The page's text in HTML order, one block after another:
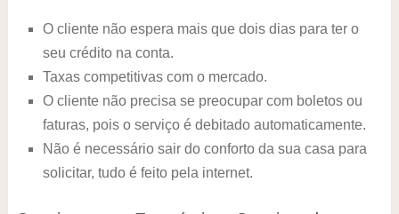
O cliente não espera mais que dois dias para ter o
seu crédito na conta.
Taxas competitivas com o mercado.
O cliente não precisa se preocupar com boletos ou
faturas, pois o serviço é debitado automaticamente.
Não é necessário sair do conforto da sua casa para
solicitar, tudo é feito pela internet.